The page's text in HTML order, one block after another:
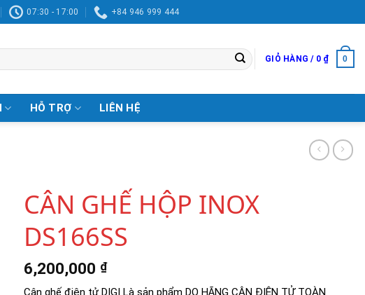
07:30 - 17:00 +84 946 999 444
GIỎ HÀNG / 0 ₫ 0
HỖ TRỢ LIÊN HỆ
CÂN GHẾ HỘP INOX
DS166SS
6,200,000 ₫
Cân ghế điện tử DIGI Là sản phẩm DO HÃNG CÂN ĐIỆN TỬ TOÀN